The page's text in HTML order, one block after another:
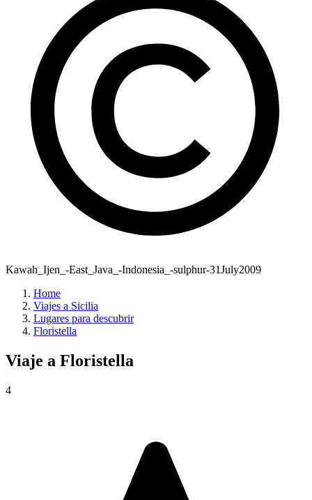
Kawah_Ijen_-East_Java_-Indonesia_-sulphur-31July2009
Home
Viajes a Sicilia
Lugares para descubrir
Floristella
Viaje a Floristella
4